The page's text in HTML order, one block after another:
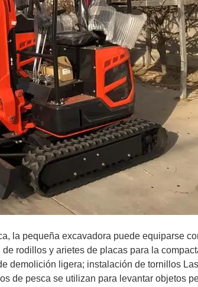
la pequeña excavadora puede equiparse
rodillos y arietes de placas para la
demolición ligera; instalación de tornillos
de pesca se utilizan para levantar objetos